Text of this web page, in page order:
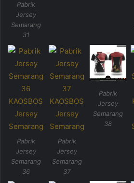
Pabrik
Jersey
Semarang
31
Pabrik
Jersey
Semarang
36
Pabrik
Jersey
Semarang
37
Pabrik
Jersey
Semarang
38